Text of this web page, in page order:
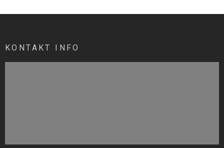
KONTAKT INFO